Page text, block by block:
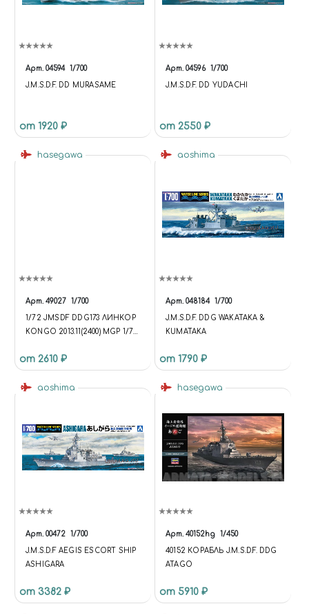
Арт. 04594 1/700
J.M.S.D.F. DD MURASAME
от 1920 ₽
Арт. 04596 1/700
J.M.S.D.F. DD YUDACHI
от 2550 ₽
hasegawa
Арт. 49027 1/700
1/72 JMSDF DDG173 ЛИНКОР
KONGO 2013.11(2400) MGP 1/72
BATTLESHIP 2013.11(2400) MGP
от 2610 ₽
aoshima
Арт. 048184 1/700
J.M.S.D.F. DDG WAKATAKA &
KUMATAKA
от 1790 ₽
aoshima
Арт. 00472 1/700
J.M.S.D.F AEGIS ESCORT SHIP
ASHIGARA
от 3382 ₽
hasegawa
Арт. 40152hg 1/450
40152 КОРАБЛЬ J.M.S.D.F. DDG
ATAGO
от 5910 ₽